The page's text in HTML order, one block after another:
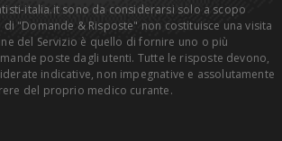
italia.it sono da considerarsi solo a scopo
"Domande & Risposte" non costituisce una visita
del Servizio è quello di fornire uno o più
poste dagli utenti. Tutte le risposte devono,
indicative, non impegnative e assolutamente
del proprio medico curante.